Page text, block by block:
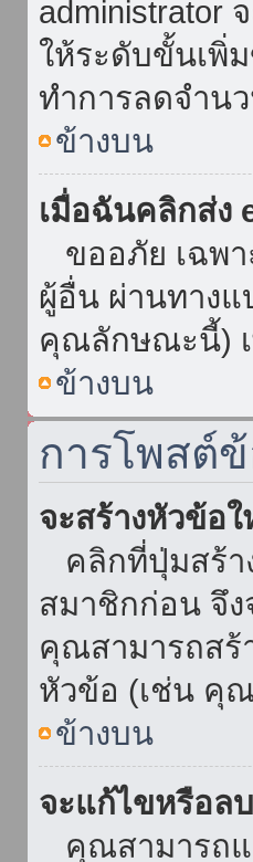
administrator
ให้ระดับขั้นเพิ่
ทำการลดจำน
ข้างบน
เมื่อฉันคลิกส่ง
ขออภัย เฉพา
ผู้อื่น ผ่านทางแ
คุณลักษณะนี้) เ
ข้างบน
การโพสต์
จะสร้างหัวข้อ
คลิกที่ปุ่มสร้า
สมาชิกก่อน จึ
คุณสามารถสร้
หัวข้อ (เช่น คุ
ข้างบน
จะแก้ไขหรือล
คุณสามารถแ